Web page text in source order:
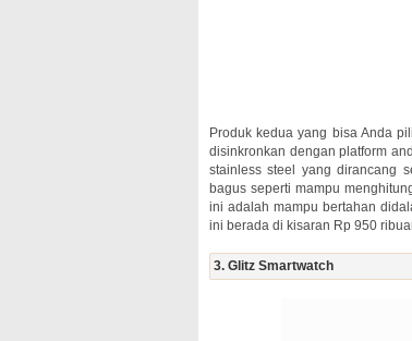
Produk kedua yang bisa Anda
disinkronkan dengan platform
stainless steel yang dirancang
bagus seperti mampu
ini adalah mampu bertahan
ini berada di kisaran Rp 950
3. Glitz Smartwatch